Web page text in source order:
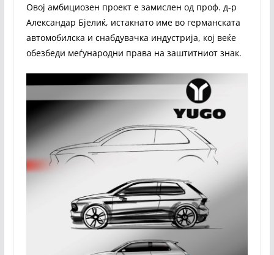
Овој амбициозен проект е замислен од проф. д-р
Александар Бјелиќ, истакнато име во германската
автомобилска и снабдувачка индустрија, кој веќе
обезбеди меѓународни права на заштитниот знак.